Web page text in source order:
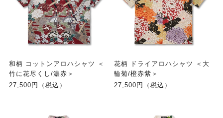
和柄 コットンアロハシャツ ＜
竹に花尽くし/濃赤＞
27,500円（税込）
花柄 ドライアロハシャツ ＜大
輪菊/橙赤紫＞
27,500円（税込）